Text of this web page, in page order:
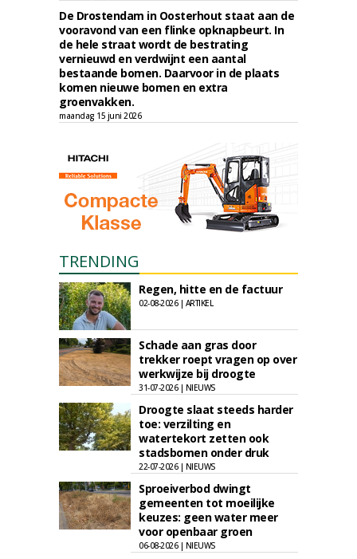
De Drostendam in Oosterhout staat aan de
vooravond van een flinke opknapbeurt. In
de hele straat wordt de bestrating
vernieuwd en verdwijnt een aantal
bestaande bomen. Daarvoor in de plaats
komen nieuwe bomen en extra
groenvakken.
maandag 15 juni 2026
TRENDING
Regen, hitte en de factuur
02-08-2026 | ARTIKEL
Schade aan gras door
trekker roept vragen op over
werkwijze bij droogte
31-07-2026 | NIEUWS
Droogte slaat steeds harder
toe: verzilting en
watertekort zetten ook
stadsbomen onder druk
22-07-2026 | NIEUWS
Sproeiverbod dwingt
gemeenten tot moeilijke
keuzes: geen water meer
voor openbaar groen
06-08-2026 | NIEUWS